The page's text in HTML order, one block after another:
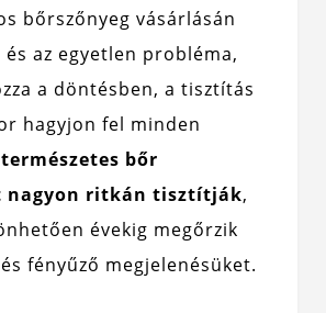
bőrszőnyeg vásárlásán
az egyetlen probléma,
a döntésben, a tisztítás
hagyjon fel minden
bőr
nagyon ritkán tisztítják,
évekig megőrzik
fényűző megjelenésüket.